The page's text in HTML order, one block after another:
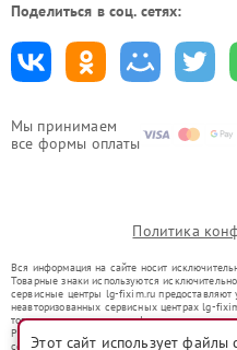
Мы принимаем
все формы оплаты
Поделиться в соц. сетях:
Политика
Вся информация на сайте носит
Товарные знаки используются
сервисные центры lg-fixim.ru предоставляют
неавторизованных сервисных центрах lg-
товарных знаков или их официальными
Ремонт осуществляется для устройств, уже
со статьей 1487 ГК РФ.
Этот сайт использует